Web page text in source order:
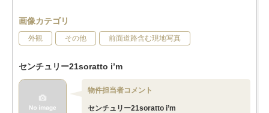
画像カテゴリ
外観 その他 前面道路含む現地写真
センチュリー21soratto i’m
物件担当者コメント
センチュリー21soratto i’m